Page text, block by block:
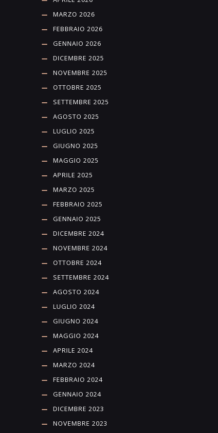
MARZO 2026
FEBBRAIO 2026
GENNAIO 2026
DICEMBRE 2025
NOVEMBRE 2025
OTTOBRE 2025
SETTEMBRE 2025
AGOSTO 2025
LUGLIO 2025
GIUGNO 2025
MAGGIO 2025
APRILE 2025
MARZO 2025
FEBBRAIO 2025
GENNAIO 2025
DICEMBRE 2024
NOVEMBRE 2024
OTTOBRE 2024
SETTEMBRE 2024
AGOSTO 2024
LUGLIO 2024
GIUGNO 2024
MAGGIO 2024
APRILE 2024
MARZO 2024
FEBBRAIO 2024
GENNAIO 2024
DICEMBRE 2023
NOVEMBRE 2023